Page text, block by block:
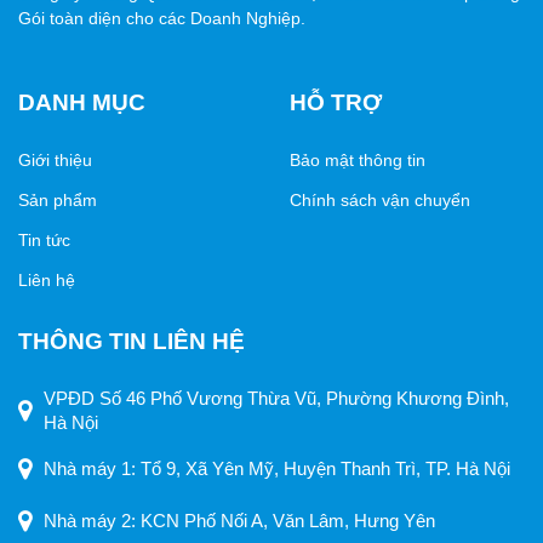
hóa có kích thước lớn.
lượng, mang lại hình ảnh chuyên nghiệp cho doanh
nghiệp.
Lý do nên chọn sản phẩm
toàn cho sản phẩm, mà còn thể hiện sự chuyên nghiệp và
trách nhiệm của doanh nghiệp đối với môi trường. Đây
công ty đang tìm kiếm giải pháp bao bì bền đẹp, tiết kiệm
Gói toàn diện cho các Doanh Nghiệp.
DANH MỤC
Giới thiệu
Sản phẩm
Tin tức
Liên hệ
HỖ TRỢ
Bảo mật thông tin
Chính sách vận chuyển
THÔNG TIN LIÊN HỆ
VPĐD Số 46 Phố Vương Thừa Vũ, Phường Khương Đình,
Hà Nội
Nhà máy 1: Tổ 9, Xã Yên Mỹ, Huyện Thanh Trì, TP. Hà Nội
Nhà máy 2: KCN Phố Nối A, Văn Lâm, Hưng Yên